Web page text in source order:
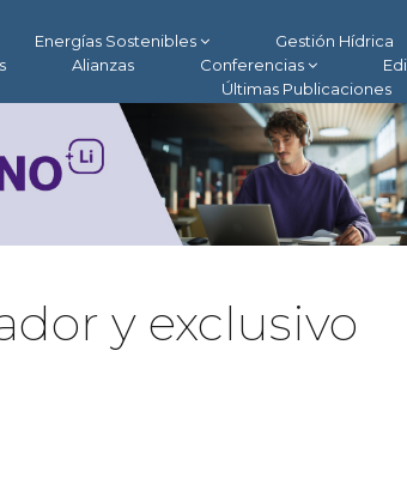
Energías Sostenibles Gestión Hídrica
Alianzas Conferencias
Últimas Publicaciones
y exclusivo